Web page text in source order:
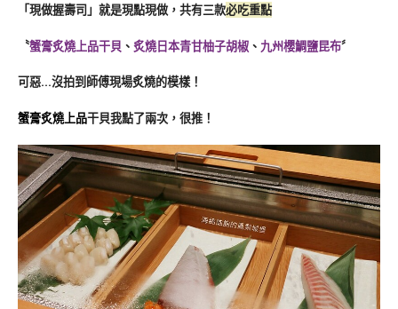
「現做握壽司」就是現點現做，共有三款必吃重點
〝蟹膏炙燒上品干貝 、 炙燒日本青甘柚子胡椒 、 九州櫻鯛鹽昆布〞
可惡…沒拍到師傅現場炙燒的模樣！
蟹膏炙燒上品干貝我點了兩次，很推！